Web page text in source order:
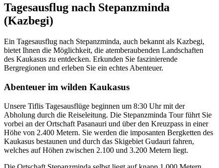
Tagesausflug nach Stepanzminda
(Kazbegi)
Ein Tagesausflug nach Stepanzminda, auch bekannt als Kazbegi,
bietet Ihnen die Möglichkeit, die atemberaubenden Landschaften
des Kaukasus zu entdecken. Erkunden Sie faszinierende
Bergregionen und erleben Sie ein echtes Abenteuer.
Abenteuer im wilden Kaukasus
Unsere Tiflis Tagesausflüge beginnen um 8:30 Uhr mit der
Abholung durch die Reiseleitung. Die Stepanzminda Tour führt Sie
vorbei an der Ortschaft Pasanauri und über den Kreuzpass in einer
Höhe von 2.400 Metern. Sie werden die imposanten Bergketten des
Kaukasus bestaunen und durch das Skigebiet Gudauri fahren,
welches auf Höhen zwischen 2.100 und 3.200 Metern liegt.